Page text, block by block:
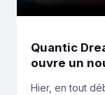
Quantic
ouvre un
Hier, en tout